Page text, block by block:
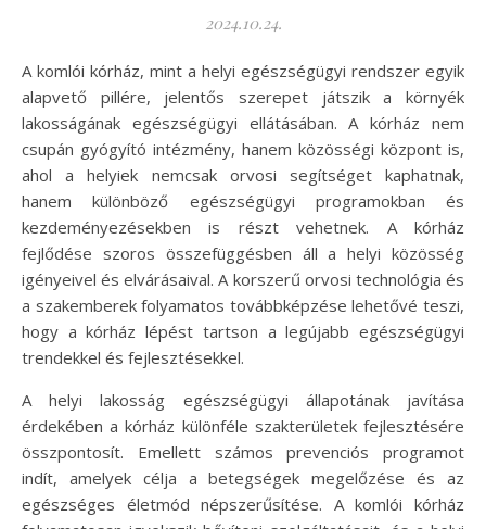
2024.10.24.
A komlói kórház, mint a helyi egészségügyi rendszer egyik
alapvető pillére, jelentős szerepet játszik a környék
lakosságának egészségügyi ellátásában. A kórház nem
csupán gyógyító intézmény, hanem közösségi központ is,
ahol a helyiek nemcsak orvosi segítséget kaphatnak,
hanem különböző egészségügyi programokban és
kezdeményezésekben is részt vehetnek. A kórház
fejlődése szoros összefüggésben áll a helyi közösség
igényeivel és elvárásaival. A korszerű orvosi technológia és
a szakemberek folyamatos továbbképzése lehetővé teszi,
hogy a kórház lépést tartson a legújabb egészségügyi
trendekkel és fejlesztésekkel.
A helyi lakosság egészségügyi állapotának javítása
érdekében a kórház különféle szakterületek fejlesztésére
összpontosít. Emellett számos prevenciós programot
indít, amelyek célja a betegségek megelőzése és az
egészséges életmód népszerűsítése. A komlói kórház